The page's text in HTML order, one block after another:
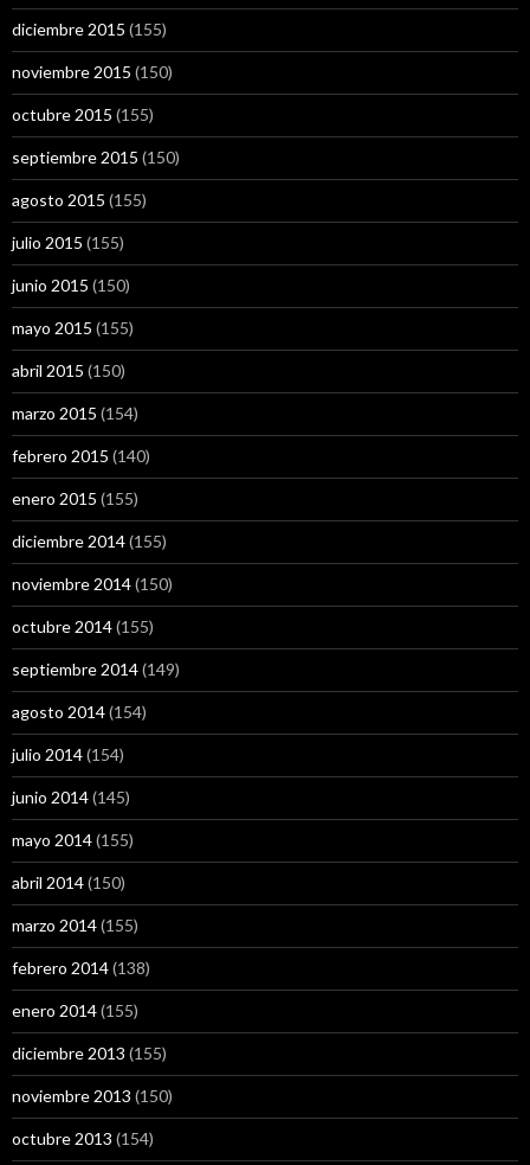
diciembre 2015 (155)
noviembre 2015 (150)
octubre 2015 (155)
septiembre 2015 (150)
agosto 2015 (155)
julio 2015 (155)
junio 2015 (150)
mayo 2015 (155)
abril 2015 (150)
marzo 2015 (154)
febrero 2015 (140)
enero 2015 (155)
diciembre 2014(155)
noviembre 2014(150)
octubre 2014(155)
septiembre 2014(149)
agosto 2014(154)
julio 2014(154)
junio 2014(145)
mayo 2014(155)
abril 2014(150)
marzo 2014(155)
febrero 2014(138)
enero 2014(155)
diciembre 2013 (155)
noviembre 2013 (150)
octubre 2013 (154)